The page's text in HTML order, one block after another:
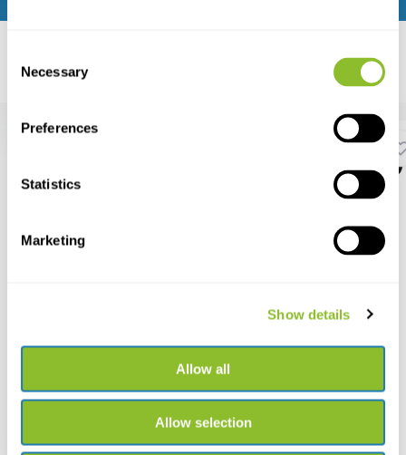
Selection
Necessary
Preferences
Statistics
Marketing
Show details
Allow all
Allow selection
Aanbevolen
€ 1.199,-
Ansmann LED-zaklamp
€ 87,56